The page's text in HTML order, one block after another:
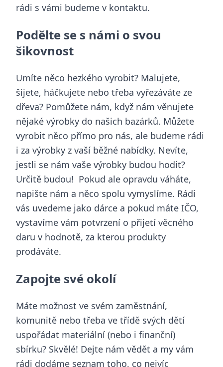
rádi s vámi budeme v kontaktu.
Podělte se s námi o svou
šikovnost
Umíte něco hezkého vyrobit? Malujete,
šijete, háčkujete nebo třeba vyřezáváte ze
dřeva? Pomůžete nám, když nám věnujete
nějaké výrobky do našich bazárků. Můžete
vyrobit něco přímo pro nás, ale budeme rádi
i za výrobky z vaší běžné nabídky. Nevíte,
jestli se nám vaše výrobky budou hodit?
Určitě budou! Pokud ale opravdu váháte,
napište nám a něco spolu vymyslíme. Rádi
vás uvedeme jako dárce a pokud máte IČO,
vystavíme vám potvrzení o přijetí věcného
daru v hodnotě, za kterou produkty
prodáváte.
Zapojte své okolí
Máte možnost ve svém zaměstnání,
komunitě nebo třeba ve třídě svých dětí
uspořádat materiální (nebo i finanční)
sbírku? Skvělé! Dejte nám vědět a my vám
rádi dodáme seznam toho, co nejvíc